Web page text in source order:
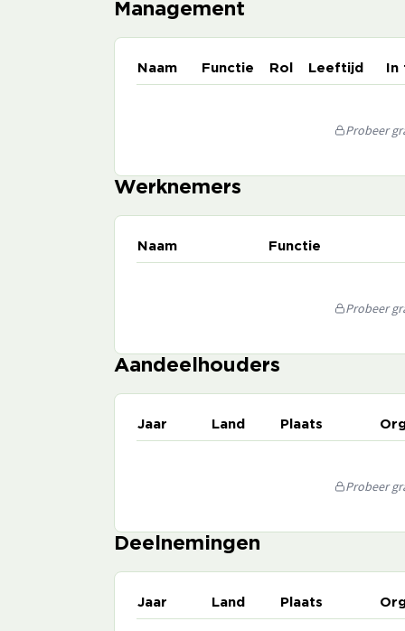
Management
Naam Functie Rol Leeftijd
Probeer
Werknemers
Naam Functie
Probeer
Aandeelhouders
Jaar Land Plaats
Probeer
Deelnemingen
Jaar Land Plaats